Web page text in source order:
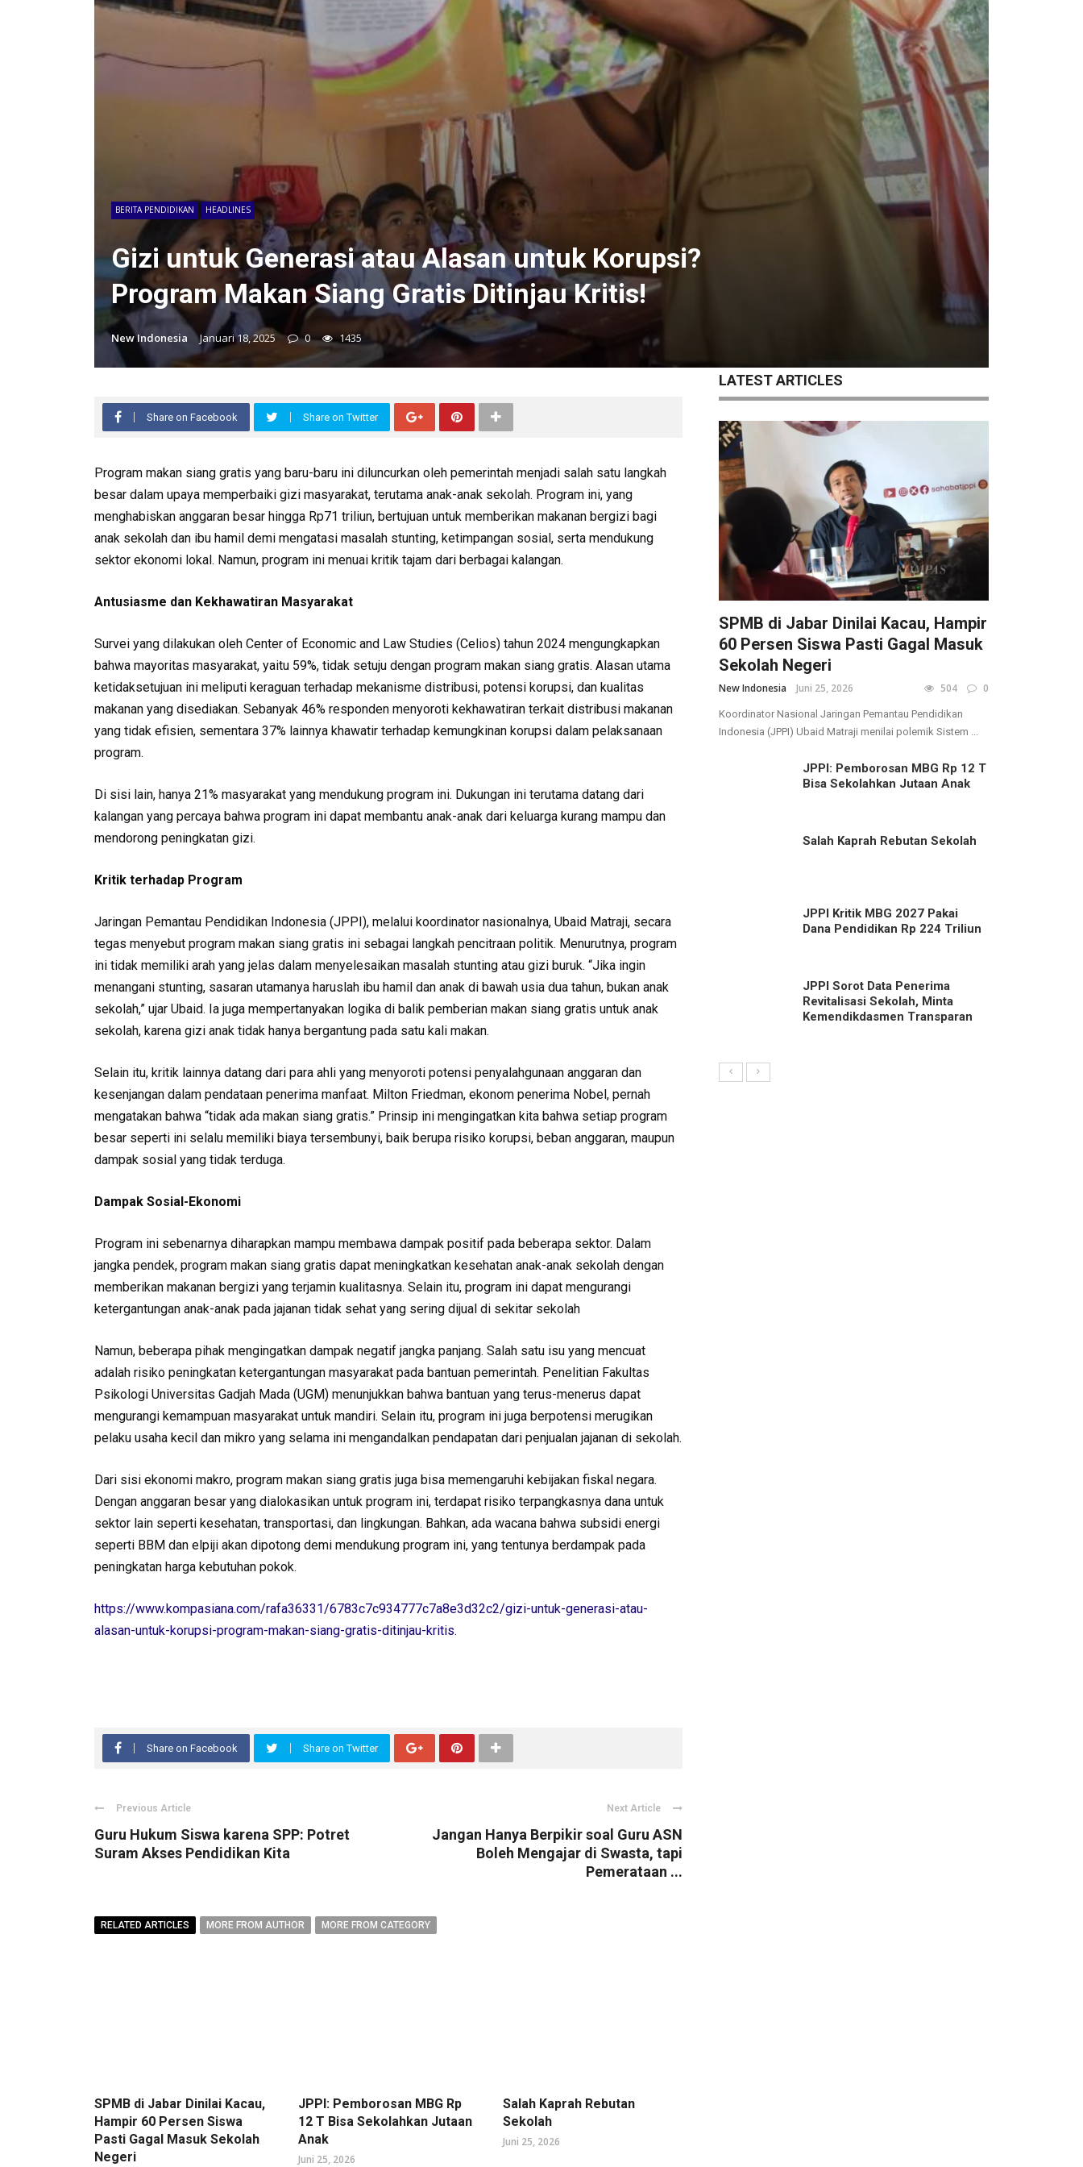
BERITA PENDIDIKAN HEADLINES
Gizi untuk Generasi atau Alasan untuk Korupsi?
Program Makan Siang Gratis Ditinjau Kritis!
New Indonesia Januari 18, 2025 0 1435
Share on Facebook Share on Twitter
Program makan siang gratis yang baru-baru ini diluncurkan oleh pemerintah menjadi salah satu langkah
besar dalam upaya memperbaiki gizi masyarakat, terutama anak-anak sekolah. Program ini, yang
menghabiskan anggaran besar hingga Rp71 triliun, bertujuan untuk memberikan makanan bergizi bagi
anak sekolah dan ibu hamil demi mengatasi masalah stunting, ketimpangan sosial, serta mendukung
sektor ekonomi lokal. Namun, program ini menuai kritik tajam dari berbagai kalangan.
Antusiasme dan Kekhawatiran Masyarakat
Survei yang dilakukan oleh Center of Economic and Law Studies (Celios) tahun 2024 mengungkapkan
bahwa mayoritas masyarakat, yaitu 59%, tidak setuju dengan program makan siang gratis. Alasan utama
ketidaksetujuan ini meliputi keraguan terhadap mekanisme distribusi, potensi korupsi, dan kualitas
makanan yang disediakan. Sebanyak 46% responden menyoroti kekhawatiran terkait distribusi makanan
yang tidak efisien, sementara 37% lainnya khawatir terhadap kemungkinan korupsi dalam pelaksanaan
program.
Di sisi lain, hanya 21% masyarakat yang mendukung program ini. Dukungan ini terutama datang dari
kalangan yang percaya bahwa program ini dapat membantu anak-anak dari keluarga kurang mampu dan
mendorong peningkatan gizi.
Kritik terhadap Program
Jaringan Pemantau Pendidikan Indonesia (JPPI), melalui koordinator nasionalnya, Ubaid Matraji, secara
tegas menyebut program makan siang gratis ini sebagai langkah pencitraan politik. Menurutnya, program
ini tidak memiliki arah yang jelas dalam menyelesaikan masalah stunting atau gizi buruk. “Jika ingin
menangani stunting, sasaran utamanya haruslah ibu hamil dan anak di bawah usia dua tahun, bukan anak
sekolah,” ujar Ubaid. Ia juga mempertanyakan logika di balik pemberian makan siang gratis untuk anak
sekolah, karena gizi anak tidak hanya bergantung pada satu kali makan.
Selain itu, kritik lainnya datang dari para ahli yang menyoroti potensi penyalahgunaan anggaran dan
kesenjangan dalam pendataan penerima manfaat. Milton Friedman, ekonom penerima Nobel, pernah
mengatakan bahwa “tidak ada makan siang gratis.” Prinsip ini mengingatkan kita bahwa setiap program
besar seperti ini selalu memiliki biaya tersembunyi, baik berupa risiko korupsi, beban anggaran, maupun
dampak sosial yang tidak terduga.
Dampak Sosial-Ekonomi
Program ini sebenarnya diharapkan mampu membawa dampak positif pada beberapa sektor. Dalam
jangka pendek, program makan siang gratis dapat meningkatkan kesehatan anak-anak sekolah dengan
memberikan makanan bergizi yang terjamin kualitasnya. Selain itu, program ini dapat mengurangi
ketergantungan anak-anak pada jajanan tidak sehat yang sering dijual di sekitar sekolah
Namun, beberapa pihak mengingatkan dampak negatif jangka panjang. Salah satu isu yang mencuat
adalah risiko peningkatan ketergantungan masyarakat pada bantuan pemerintah. Penelitian Fakultas
Psikologi Universitas Gadjah Mada (UGM) menunjukkan bahwa bantuan yang terus-menerus dapat
mengurangi kemampuan masyarakat untuk mandiri. Selain itu, program ini juga berpotensi merugikan
pelaku usaha kecil dan mikro yang selama ini mengandalkan pendapatan dari penjualan jajanan di sekolah.
Dari sisi ekonomi makro, program makan siang gratis juga bisa memengaruhi kebijakan fiskal negara.
Dengan anggaran besar yang dialokasikan untuk program ini, terdapat risiko terpangkasnya dana untuk
sektor lain seperti kesehatan, transportasi, dan lingkungan. Bahkan, ada wacana bahwa subsidi energi
seperti BBM dan elpiji akan dipotong demi mendukung program ini, yang tentunya berdampak pada
peningkatan harga kebutuhan pokok.
https://www.kompasiana.com/rafa36331/6783c7c934777c7a8e3d32c2/gizi-untuk-generasi-atau-
alasan-untuk-korupsi-program-makan-siang-gratis-ditinjau-kritis.
Share on Facebook Share on Twitter
Previous Article
Guru Hukum Siswa karena SPP: Potret
Suram Akses Pendidikan Kita
Next Article
Jangan Hanya Berpikir soal Guru ASN
Boleh Mengajar di Swasta, tapi
Pemerataan ...
RELATED ARTICLES MORE FROM AUTHOR MORE FROM CATEGORY
SPMB di Jabar Dinilai Kacau,
Hampir 60 Persen Siswa
Pasti Gagal Masuk Sekolah
Negeri
JPPI: Pemborosan MBG Rp
12 T Bisa Sekolahkan Jutaan
Anak
Juni 25, 2026
Salah Kaprah Rebutan
Sekolah
Juni 25, 2026
LATEST ARTICLES
SPMB di Jabar Dinilai Kacau, Hampir
60 Persen Siswa Pasti Gagal Masuk
Sekolah Negeri
New Indonesia Juni 25, 2026 504 0
Koordinator Nasional Jaringan Pemantau Pendidikan
Indonesia (JPPI) Ubaid Matraji menilai polemik Sistem ...
JPPI: Pemborosan MBG Rp 12 T
Bisa Sekolahkan Jutaan Anak
Salah Kaprah Rebutan Sekolah
JPPI Kritik MBG 2027 Pakai
Dana Pendidikan Rp 224 Triliun
JPPI Sorot Data Penerima
Revitalisasi Sekolah, Minta
Kemendikdasmen Transparan